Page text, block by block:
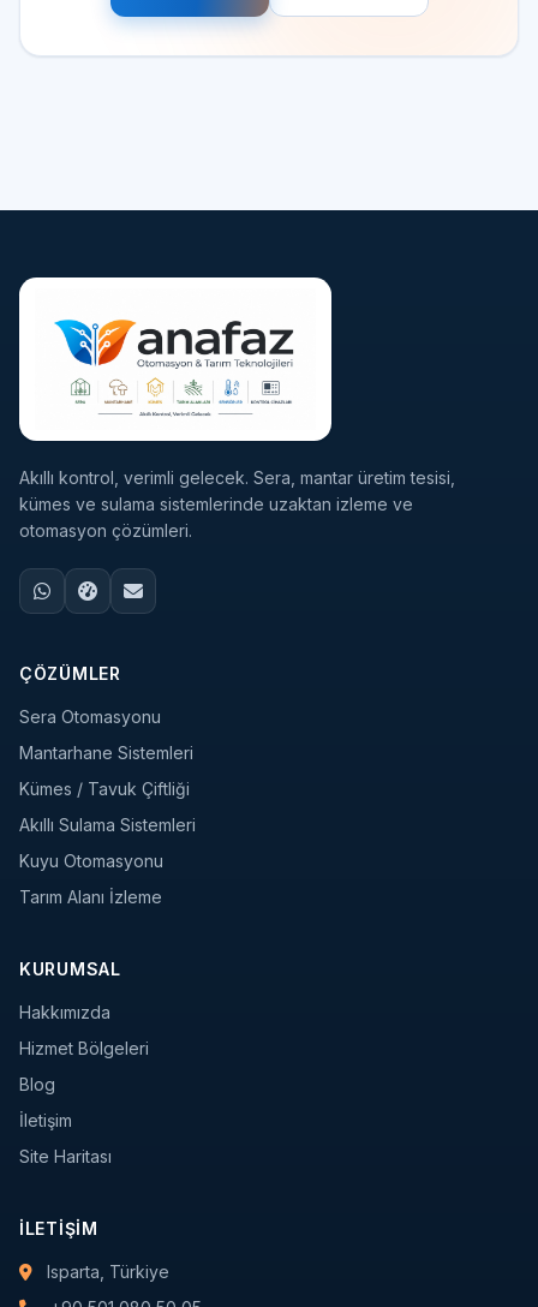
Akıllı kontrol, verimli gelecek. Sera, mantar üretim tesisi,
kümes ve sulama sistemlerinde uzaktan izleme ve
otomasyon çözümleri.
ÇÖZÜMLER
Sera Otomasyonu
Mantarhane Sistemleri
Kümes / Tavuk Çiftliği
Akıllı Sulama Sistemleri
Kuyu Otomasyonu
Tarım Alanı İzleme
KURUMSAL
Hakkımızda
Hizmet Bölgeleri
Blog
İletişim
Site Haritası
İLETIŞIM
Isparta, Türkiye